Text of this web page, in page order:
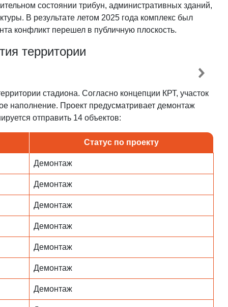
состоянии трибун, административных зданий,
В результате летом 2025 года комплекс был
конфликт перешел в публичную плоскость.
территории
стадиона. Согласно концепции КРТ, участок
наполнение. Проект предусматривает демонтаж
отправить 14 объектов:
Статус по проекту
Демонтаж
Демонтаж
Демонтаж
Демонтаж
Демонтаж
Демонтаж
Демонтаж